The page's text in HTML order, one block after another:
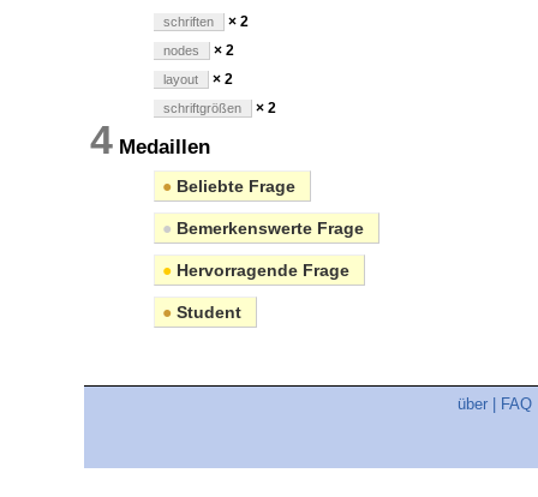
schriften × 2
nodes × 2
layout × 2
schriftgrößen × 2
4 Medaillen
● Beliebte Frage
● Bemerkenswerte Frage
● Hervorragende Frage
● Student
über FAQ